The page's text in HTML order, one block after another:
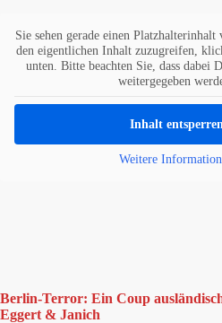
Sie sehen gerade einen Platzhalterinhalt
den eigentlichen Inhalt zuzugreifen,
unten. Bitte beachten Sie, dass dabei
weitergegeben
Inhalt entsperren
Weitere
Berlin-Terror: Ein Coup
Eggert & Janich